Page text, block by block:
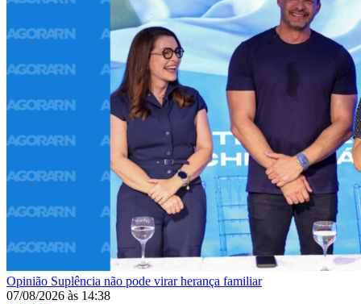
Opinião Suplência não pode virar herança familiar
07/08/2026 às 14:38